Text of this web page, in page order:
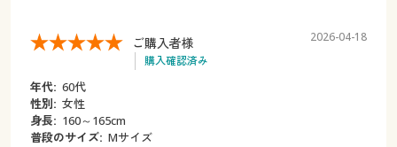
ご購入者様
購入確認済み
2026-04-18
年代: 60代
性別: 女性
身長: 160～165cm
普段のサイズ: Mサイズ